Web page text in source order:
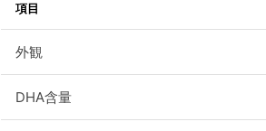
項目
外観
DHA含量